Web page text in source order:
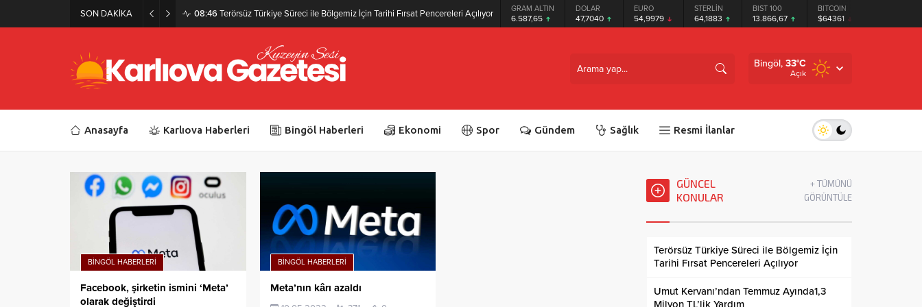
SON DAKİKA 08:46 Terörsüz Türkiye Süreci ile Bölgemiz İçin Tarihi Fırsat Pencereleri Açılıyor GRAM ALTIN
6.587,65
DOLAR
47,7040
EURO
54,9979
STERLİN
64,1883
BIST 100
13.866,67
BITCOIN
$64361
Bingöl, 33°C
Açık
Anasayfa Karlıova Haberleri Bingöl Haberleri Ekonomi Spor Gündem Sağlık Resmi İlanlar
BINGÖL HABERLERI
Facebook, şirketin ismini ‘Meta’
olarak değiştirdi
BINGÖL HABERLERI
Meta’nın kârı azaldı
GÜNCEL
KONULAR
+ TÜMÜNÜ
GÖRÜNTÜLE
Terörsüz Türkiye Süreci ile Bölgemiz İçin
Tarihi Fırsat Pencereleri Açılıyor
Umut Kervanı’ndan Temmuz Ayında1,3
Milyon TL’lik Yardım